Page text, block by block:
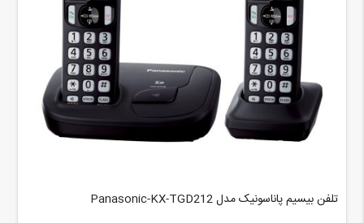
تلفن بیسیم پاناسونیک مدل Panasonic-KX-TGD212